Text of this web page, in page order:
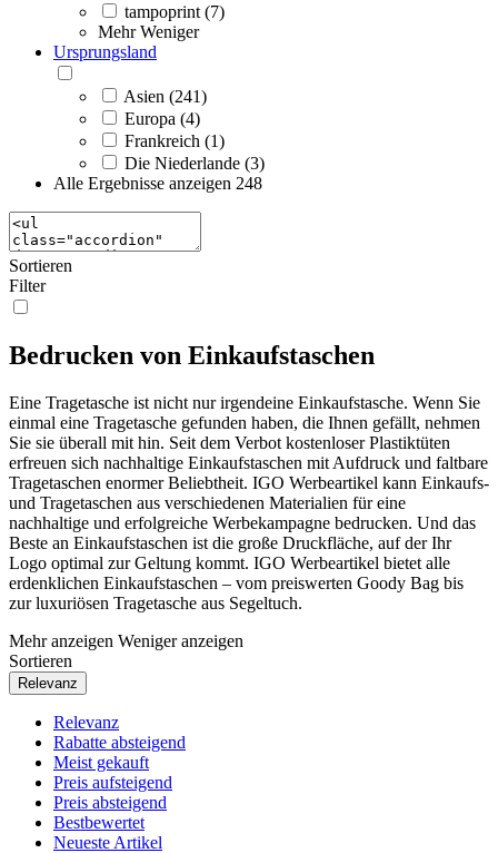
tampoprint (7)
Mehr Weniger
Ursprungsland
Asien (241)
Europa (4)
Frankreich (1)
Die Niederlande (3)
Alle Ergebnisse anzeigen 248
Sortieren
Filter
Bedrucken von Einkaufstaschen
Eine Tragetasche ist nicht nur irgendeine Einkaufstasche. Wenn Sie
einmal eine Tragetasche gefunden haben, die Ihnen gefällt, nehmen
Sie sie überall mit hin. Seit dem Verbot kostenloser Plastiktüten
erfreuen sich nachhaltige Einkaufstaschen mit Aufdruck und faltbare
Tragetaschen enormer Beliebtheit. IGO Werbeartikel kann Einkaufs-
und Tragetaschen aus verschiedenen Materialien für eine
nachhaltige und erfolgreiche Werbekampagne bedrucken. Und das
Beste an Einkaufstaschen ist die große Druckfläche, auf der Ihr
Logo optimal zur Geltung kommt. IGO Werbeartikel bietet alle
erdenklichen Einkaufstaschen – vom preiswerten Goody Bag bis
zur luxuriösen Tragetasche aus Segeltuch.
Mehr anzeigen Weniger anzeigen
Sortieren
Relevanz
Relevanz
Rabatte absteigend
Meist gekauft
Preis aufsteigend
Preis absteigend
Bestbewertet
Neueste Artikel